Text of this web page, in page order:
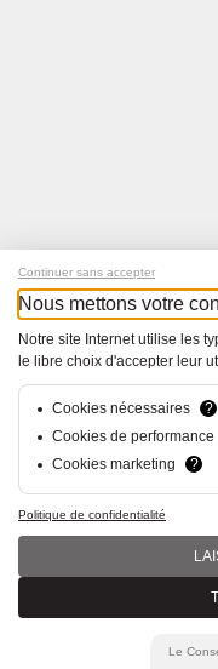
Tous
Continuer sans accepter
Nous mettons votre
Notre site Internet utilise les
le libre choix d'accepter leur
Cookies nécessaires
?
Cookies de performance
Cookies marketing
?
Politique de confidentialité
Le